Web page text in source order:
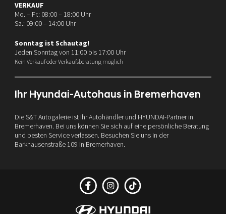
VERKAUF
Mo. – Fr.: 08:00 – 18:00 Uhr
Sa.: 09:00 – 14:00 Uhr
Sonntag ist Schautag!
Jeden Sonntag von 11:00 bis 17:00 Uhr
Kein Verkauf oder Verkaufsberatung möglich
Ihr Hyundai-Autohaus in Bremerhaven
Die S&T Autogalerie ist Ihr Autohändler und HYUNDAI-Partner in
Bremerhaven. Bei uns können Sie sich auf eine persönliche Beratung
und besten Service verlassen. Besuchen Sie uns in der
Barkhausenstraße 109 in Bremerhaven.